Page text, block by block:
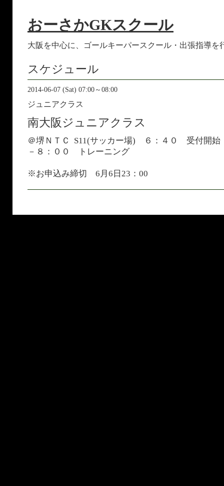
おーさかGKスクール
大阪を中心に、ゴールキーパースクール・出張指導を
スケジュール
2014-06-07 (Sat) 07:00～08:00
ジュニアクラス
南大阪ジュニアクラス
＠堺ＮＴＣ S11(サッカー場) ６：４０ 受付開
－８：００ トレーニング
※お申込み締切 6月6日23：00